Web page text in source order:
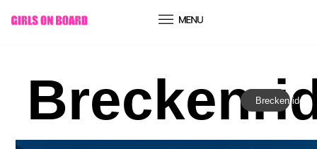
conteúdo
Breckenridge